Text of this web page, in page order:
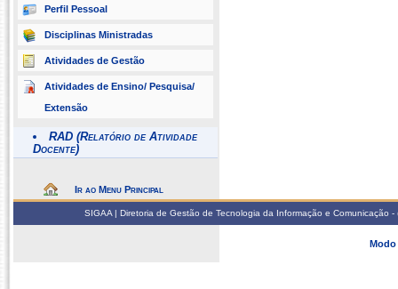
Perfil Pessoal
Disciplinas Ministradas
Atividades de Gestão
Atividades de Ensino/ Pesquisa/
Extensão
RAD (Relatório de Atividade
Docente)
Ir ao Menu Principal
SIGAA | Diretoria de Gestão de Tecnologia da Informação e
Modo